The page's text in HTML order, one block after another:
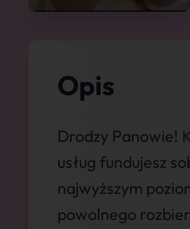
Opis
Drodzy Panowie!
usług fundujesz
najwyższym
powolnego